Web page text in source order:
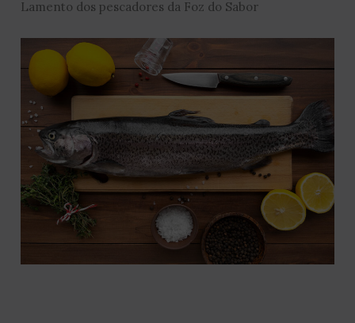
Lamento dos pescadores da Foz do Sabor